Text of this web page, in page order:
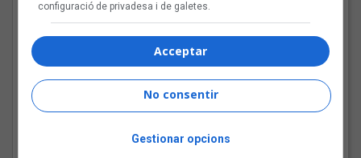
futbol català: Joan Soler
Amigó
configuració de privadesa i de galetes.
Acceptar
No consentir
Gestionar opcions